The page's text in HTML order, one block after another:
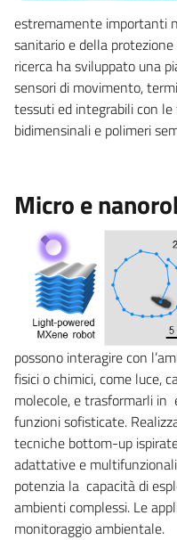
estremamente importanti
sanitario e della
ricerca ha sviluppato una
sensori di movimento,
tessuti ed integrabili con
bidimensinali e polimeri
Micro e
possono interagire con
fisici o chimici, come luce,
molecole, e trasformarli in
funzioni sofisticate.
tecniche bottom-up
adattative e
potenzia la capacità di
ambienti complessi. Le
monitoraggio ambientale.